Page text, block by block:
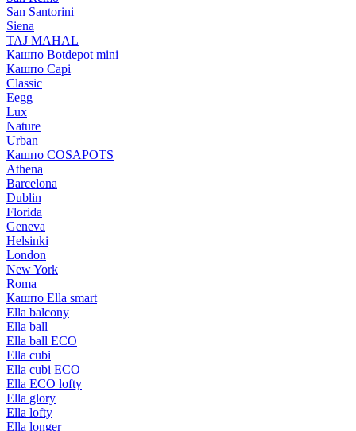
San Santorini
Siena
TAJ MAHAL
Кашпо Botdepot mini
Кашпо Capi
Classic
Eegg
Lux
Nature
Urban
Кашпо COSAPOTS
Athena
Barcelona
Dublin
Florida
Geneva
Helsinki
London
New York
Roma
Кашпо Ella smart
Ella balcony
Ella ball
Ella ball ECO
Ella cubi
Ella cubi ECO
Ella ECO lofty
Ella glory
Ella lofty
Ella longer